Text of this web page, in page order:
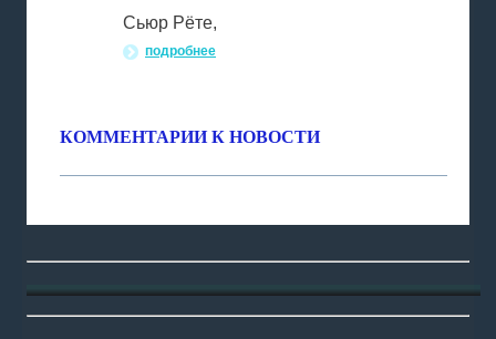
Сьюр Рёте,
подробнее
КОММЕНТАРИИ К НОВОСТИ